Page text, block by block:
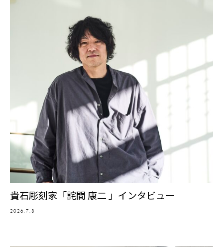
貴石彫刻家「詫間 康二 」インタビュー
2026.7.8